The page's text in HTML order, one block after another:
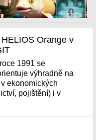
Orange v
1991 se
výhradně na
ekonomických
pojištění) i v